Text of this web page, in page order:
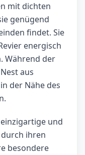
mit dichten
genügend
findet. Sie
energisch
Während der
aus
der Nähe des
und
ihren
besondere